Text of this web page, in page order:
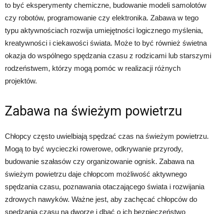
to być eksperymenty chemiczne, budowanie modeli samolotów
czy robotów, programowanie czy elektronika. Zabawa w tego
typu aktywnościach rozwija umiejętności logicznego myślenia,
kreatywności i ciekawości świata. Może to być również świetna
okazja do wspólnego spędzania czasu z rodzicami lub starszymi
rodzeństwem, którzy mogą pomóc w realizacji różnych
projektów.
Zabawa na świeżym powietrzu
Chłopcy często uwielbiają spędzać czas na świeżym powietrzu.
Mogą to być wycieczki rowerowe, odkrywanie przyrody,
budowanie szałasów czy organizowanie ognisk. Zabawa na
świeżym powietrzu daje chłopcom możliwość aktywnego
spędzania czasu, poznawania otaczającego świata i rozwijania
zdrowych nawyków. Ważne jest, aby zachęcać chłopców do
spędzania czasu na dworze i dbać o ich bezpieczeństwo